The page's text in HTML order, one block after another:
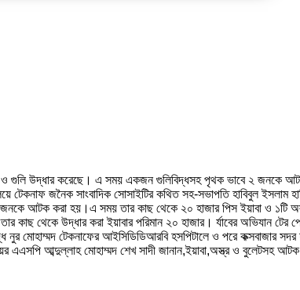
ও গুলি উদ্ধার করেছে। এ সময় একজন গুলিবিদ্ধসহ পৃথক ভাবে ২ জনকে
টেকনাফ জনৈক সাংবাদিক সোসাইটির কথিত সহ-সভাপতি হাবিবুল ইসলাম
জনকে আটক করা হয়।এ সময় তার কাছ থেকে ২০ হাজার পিস ইয়াবা ও
কাছ থেকে উদ্ধার করা ইয়াবার পরিমান ২০ হাজার। র্যাবের
নুর মোহাম্মদ টেকনাফের আইসিডিডিআরবি হসপিটালে ও পরে কক্সবাজার সদর
এএসপি আব্দুল্লাহ মোহাম্মদ শেখ সাদী জানান,ইয়াবা,অস্ত্র ও বুলেটসহ